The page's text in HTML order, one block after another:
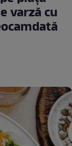
varză cu